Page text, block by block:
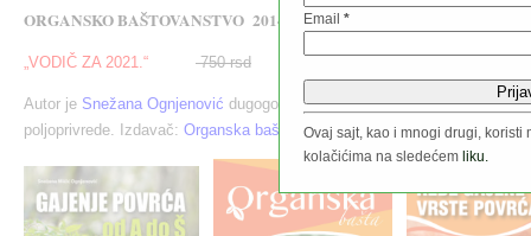
ORGANSKO BAŠTOVANSTVO 2014 – 2021.
„VODIČ ZA 2021.“ 750 rsd
Autor je Snežana Ognjenović dugogodišnji instruktor organskog
poljoprivrede. Izdavač: Organska bašta
Email *
Ovaj sajt, kao i mnogi drugi,
kolačićima na sledećem liku.